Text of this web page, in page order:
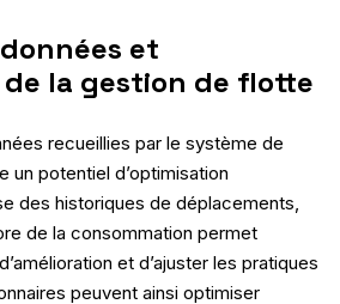
et
la gestion de flotte
recueillies par le système de
potentiel d’optimisation
des historiques de déplacements,
de la consommation permet
et d’ajuster les pratiques
peuvent ainsi optimiser